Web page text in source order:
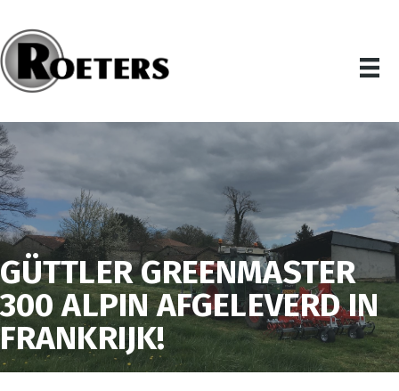
GÜTTLER GREENMASTER
300 ALPIN AFGELEVERD IN
FRANKRIJK!